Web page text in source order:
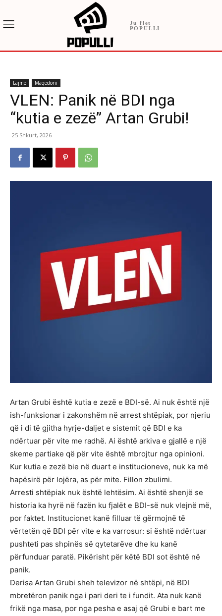
Ju flet
POPULLI
Lajme Maqedoni
VLEN: Panik në BDI nga
“kutia e zezë” Artan Grubi!
25 Shkurt, 2026
Artan Grubi është kutia e zezë e BDI-së. Ai nuk është një
ish-funksionar i zakonshëm në arrest shtëpiak, por njeriu
që i di të gjitha hyrje-daljet e sistemit që BDI e ka
ndërtuar për vite me radhë. Ai është arkiva e gjallë e një
skeme partiake që për vite është mbrojtur nga opinioni.
Kur kutia e zezë bie në duart e institucioneve, nuk ka më
hapësirë për lojëra, as për mite. Fillon zbulimi.
Arresti shtëpiak nuk është lehtësim. Ai është shenjë se
historia ka hyrë në fazën ku fjalët e BDI-së nuk vlejnë më,
por faktet. Institucionet kanë filluar të gërmojnë të
vërtetën që BDI për vite e ka varrosur: si është ndërtuar
pushteti pas shpinës së qytetarëve dhe ku kanë
përfunduar paratë. Pikërisht për këtë BDI sot është në
panik.
Derisa Artan Grubi sheh televizor në shtëpi, në BDI
mbretëron panik nga i pari deri te i fundit. Ata nuk kanë
frikë nga masa, por nga pesha e asaj që Grubi e bart me